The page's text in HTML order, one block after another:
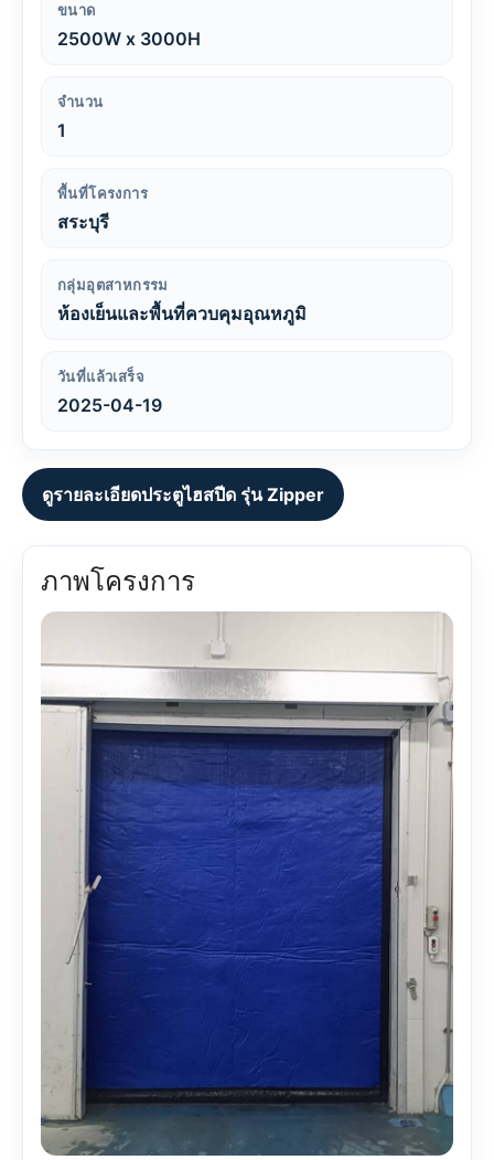
ขนาด
2500W x 3000H
จำนวน
1
พื้นที่โครงการ
สระบุรี
กลุ่มอุตสาหกรรม
ห้องเย็นและพื้นที่ควบคุมอุณหภูมิ
วันที่แล้วเสร็จ
2025-04-19
ดูรายละเอียดประตูไฮสปีด รุ่น Zipper
ภาพโครงการ